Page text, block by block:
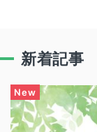
新着記事